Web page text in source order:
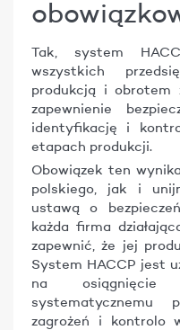
Tak, system
wszystkich
produkcją i obrotem
zapewnienie
identyfikację i
etapach produkcji.
Obowiązek ten
polskiego, jak i
ustawą o
każda firma
zapewnić, że jej
System HACCP jest
na
systematycznemu
zagrożeń i kontrolo